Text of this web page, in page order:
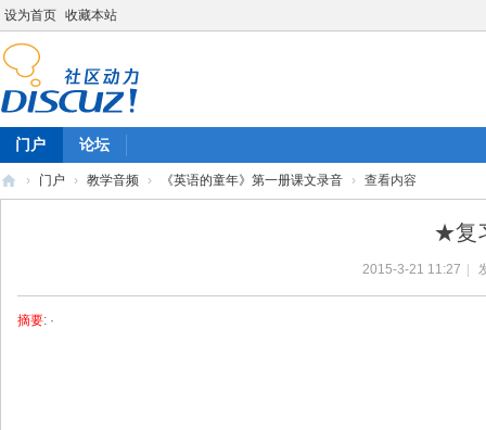
设为首页 收藏本站
门户 论坛
› 门户 › 教学音频 › 《英语的童年》第一册课文录音 › 查看内容
★复
2015-3-21 11:27
摘要: ·